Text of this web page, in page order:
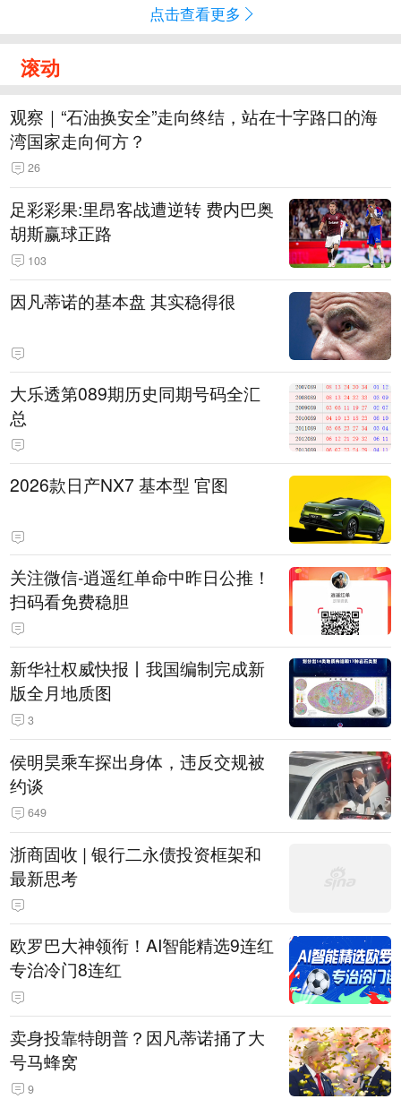
点击查看更多
滚动
观察｜“石油换安全”走向终结，站在十字路口的海
湾国家走向何方？
26
足彩彩果:里昂客战遭逆转 费内巴奥
胡斯赢球正路
103
因凡蒂诺的基本盘 其实稳得很
大乐透第089期历史同期号码全汇
总
2026款日产NX7 基本型 官图
关注微信-逍遥红单命中昨日公推！
扫码看免费稳胆
新华社权威快报丨我国编制完成新
版全月地质图
3
侯明昊乘车探出身体，违反交规被
约谈
649
浙商固收 | 银行二永债投资框架和
最新思考
欧罗巴大神领衔！AI智能精选9连红
专治冷门8连红
卖身投靠特朗普？因凡蒂诺捅了大
号马蜂窝
9